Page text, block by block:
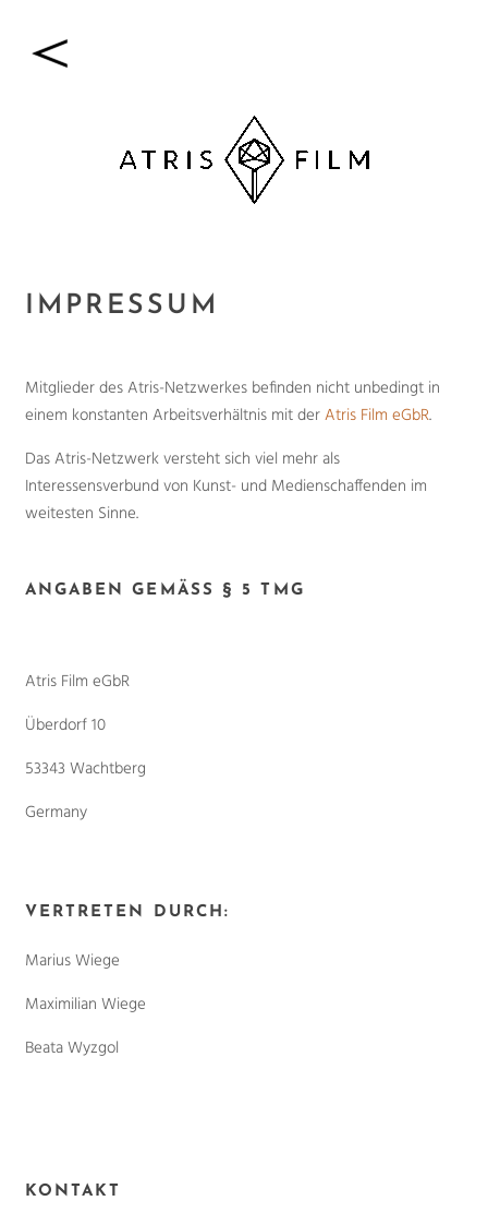
IMPRESSUM
Mitglieder des Atris-Netzwerkes befinden nicht unbedingt in
einem konstanten Arbeitsverhältnis mit derAtris Film eGbR.
Das Atris-Netzwerk versteht sich viel mehr als
Interessensverbund von Kunst- und Medienschaffenden im
weitesten Sinne.
ANGABEN GEMÄSS § 5 TMG
Atris Film eGbR
Überdorf 10
53343 Wachtberg
Germany
VERTRETEN DURCH:
Marius Wiege
Maximilian Wiege
Beata Wyzgol
KONTAKT